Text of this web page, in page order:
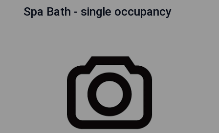
Spa Bath - single occupancy